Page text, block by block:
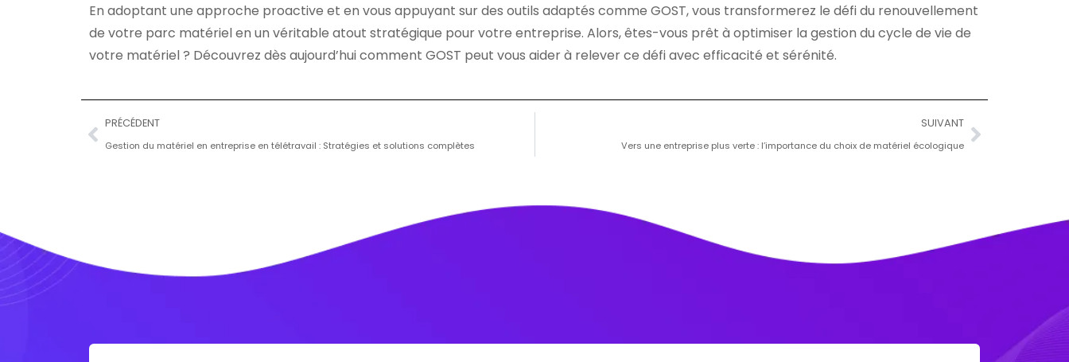
En adoptant une approche proactive et en vous appuyant sur des outils adaptés comme GOST, vous transformerez le défi du renouvellement
de votre parc matériel en un véritable atout stratégique pour votre entreprise. Alors, êtes-vous prêt à optimiser la gestion du cycle de vie de
votre matériel ? Découvrez dès aujourd’hui comment GOST peut vous aider à relever ce défi avec efficacité et sérénité.
PRÉCÉDENT
Gestion du matériel en entreprise en télétravail : Stratégies et solutions complètes
SUIVANT
Vers une entreprise plus verte : l’importance du choix de matériel écologique